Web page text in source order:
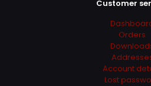
Customer
Orders
Account
Lost